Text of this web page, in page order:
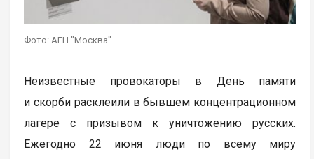
Фото: АГН "Москва"
Неизвестные провокаторы в День памяти
и скорби расклеили в бывшем концентрационном
лагере с призывом к уничтожению русских.
Ежегодно 22 июня люди по всему миру